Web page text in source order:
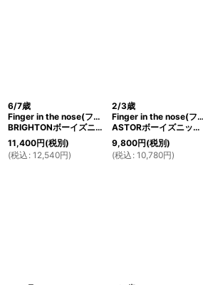
6/7歳
Finger in the nose(フィンガーインザノーズ)
BRIGHTONボーイズニット(ユニオンジャック)
11,400円(税別)
(税込 : 12,540円)
2/3歳
Finger in the nose(フィンガーインザノーズ)
ASTORボーイズニット(マリンボーダー)
9,800円(税別)
(税込 : 10,780円)